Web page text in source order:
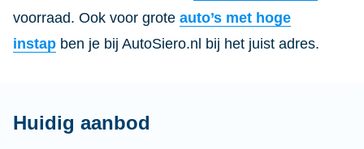
voorraad. Ook voor grote auto’s met hoge
instap ben je bij AutoSiero.nl bij het juist adres.
Huidig aanbod